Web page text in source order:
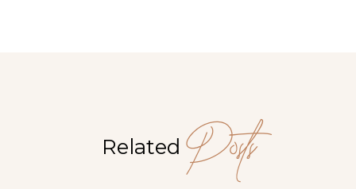
Related Posts